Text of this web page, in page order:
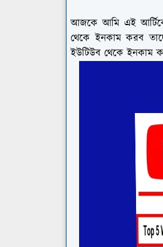
আজকে আমি এই
থেকে ইনকাম করব
ইউটিউব থেকে ইনকাম